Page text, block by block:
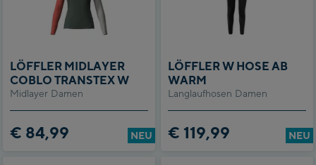
Midlayer Damen
LÖFFLER MIDLAYER
COBLO TRANSTEX W
€ 84,99 NEU
Langlaufhosen Damen
LÖFFLER W HOSE AB
WARM
€ 119,99 NEU